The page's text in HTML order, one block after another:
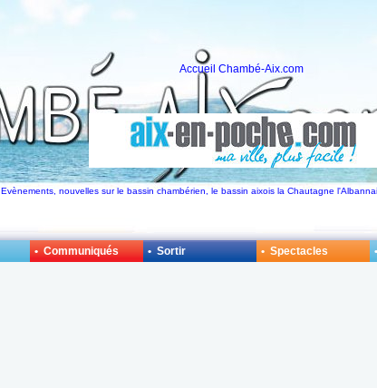
nouvelles sur le bassin chambérien, le bassin aixois la Chautagne
Accueil Chambé-Aix.com
• Communiqués • Sortir • Spectacles